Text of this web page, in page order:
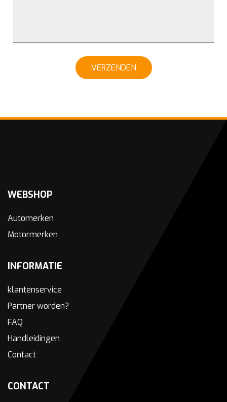
VERZENDEN
WEBSHOP
Automerken
Motormerken
INFORMATIE
klantenservice
Partner worden?
FAQ
Handleidingen
Contact
CONTACT